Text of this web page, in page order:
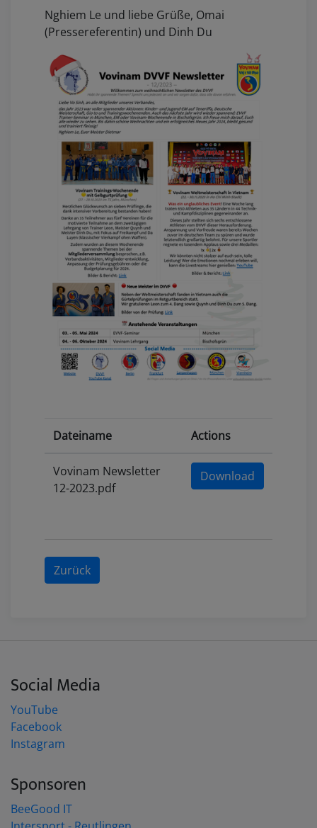
Nghiem Le und liebe Grüße, Omai
(Pressereferentin) und Dinh Du
Dateiname Actions
Vovinam Newsletter
12-2023.pdf
Download
Zurück
Social Media
YouTube
Facebook
Instagram
Sponsoren
BeeGood IT